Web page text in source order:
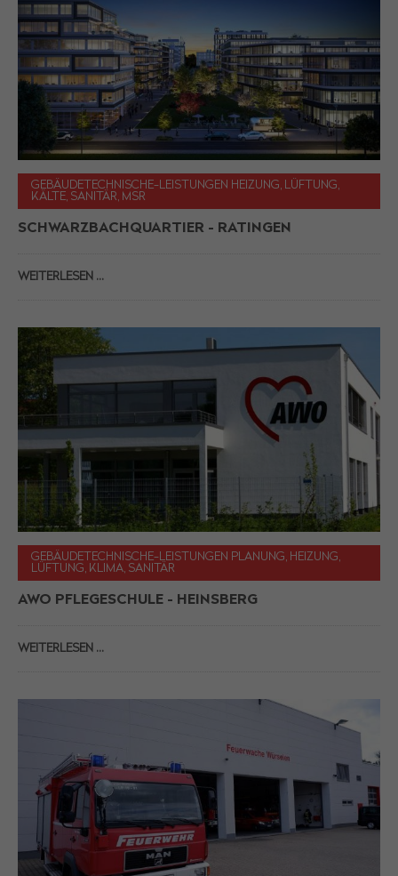
GEBÄUDETECHNISCHE-LEISTUNGEN HEIZUNG, LÜFTUNG,
KÄLTE, SANITÄR, MSR
SCHWARZBACHQUARTIER - RATINGEN
WEITERLESEN …
GEBÄUDETECHNISCHE-LEISTUNGEN PLANUNG, HEIZUNG,
LÜFTUNG, KLIMA, SANITÄR
AWO PFLEGESCHULE - HEINSBERG
WEITERLESEN …